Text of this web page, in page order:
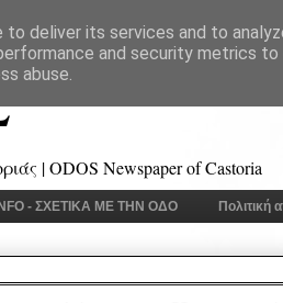
| ODOS Newspaper of Castoria
INFO - ΣΧΕΤΙΚΑ ΜΕ ΤΗΝ ΟΔΟ Πολιτική
deliver its services and to
and security metrics
abuse.